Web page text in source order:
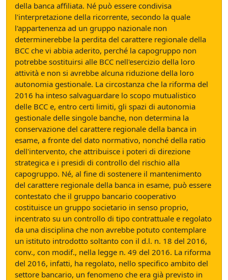
della banca affiliata. Né può essere condivisa
l'interpretazione della ricorrente, secondo la quale
l'appartenenza ad un gruppo nazionale non
determinerebbe la perdita del carattere regionale della
BCC che vi abbia aderito, perché la capogruppo non
potrebbe sostituirsi alle BCC nell'esercizio della loro
attività e non si avrebbe alcuna riduzione della loro
autonomia gestionale. La circostanza che la riforma del
2016 ha inteso salvaguardare lo scopo mutualistico
delle BCC e, entro certi limiti, gli spazi di autonomia
gestionale delle singole banche, non determina la
conservazione del carattere regionale della banca in
esame, a fronte del dato normativo, nonché della ratio
dell'intervento, che attribuisce i poteri di direzione
strategica e i presidi di controllo del rischio alla
capogruppo. Né, al fine di sostenere il mantenimento
del carattere regionale della banca in esame, può essere
contestato che il gruppo bancario cooperativo
costituisce un gruppo societario in senso proprio,
incentrato su un controllo di tipo contrattuale e regolato
da una disciplina che non avrebbe potuto contemplare
un istituto introdotto soltanto con il d.l. n. 18 del 2016,
conv., con modif., nella legge n. 49 del 2016. La riforma
del 2016, infatti, ha regolato, nello specifico ambito del
settore bancario, un fenomeno che era già previsto in